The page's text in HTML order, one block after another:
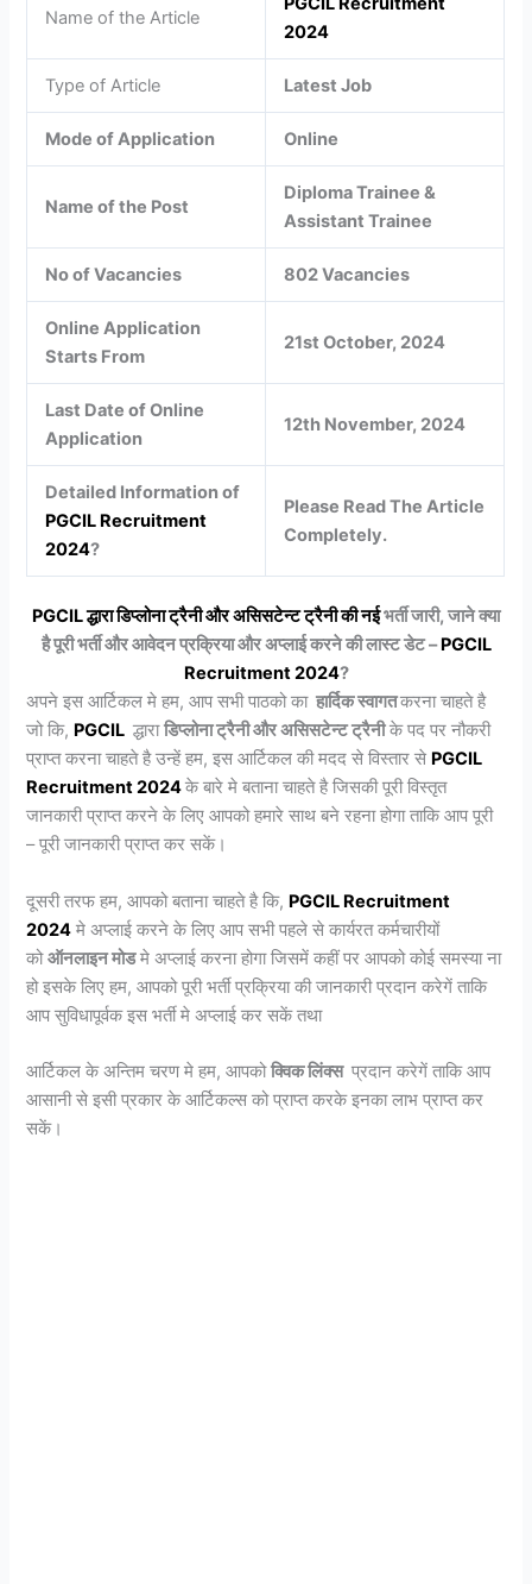
Name of the Article
2024
Type of Article Latest Job
Mode of Application Online
Name of the Post
Diploma Trainee &
Assistant Trainee
No of Vacancies 802 Vacancies
Online Application
Starts From
21st October, 2024
Last Date of Online
Application
12th November, 2024
Detailed Information of
PGCIL Recruitment
2024?
Please Read The Article
Completely.
PGCIL द्धारा डिप्लोना ट्रैनी और असिसटेन्ट ट्रैनी की नईभर्ती जारी, जाने क्या
है पूरी भर्ती और आवेदन प्रक्रिया और अप्लाई करने की लास्ट डेट –PGCIL
Recruitment 2024?
अपने इस आर्टिकल मे हम, आप सभी पाठको का हार्दिक स्वागतकरना चाहते है
जो कि, PGCIL द्धाराडिप्लोना ट्रैनी और असिसटेन्ट ट्रैनीके पद पर नौकरी
प्राप्त करना चाहते है उन्हें हम, इस आर्टिकल की मदद से विस्तार से PGCIL
Recruitment 2024के बारे मे बताना चाहते है जिसकी पूरी विस्तृत
जानकारी प्राप्त करने के लिए आपको हमारे साथ बने रहना होगा ताकि आप पूरी
– पूरी जानकारी प्राप्त कर सकें।
दूसरी तरफ हम, आपको बताना चाहते है कि, PGCIL Recruitment
2024 मे अप्लाई करने के लिए आप सभी पहले से कार्यरत कर्मचारीयों
कोऑनलाइन मोडमे अप्लाई करना होगा जिसमें कहीं पर आपको कोई समस्या ना
हो इसके लिए हम, आपको पूरी भर्ती प्रक्रिया की जानकारी प्रदान करेगें ताकि
आप सुविधापूर्वक इस भर्ती मे अप्लाई कर सकें तथा
आर्टिकल के अन्तिम चरण मे हम, आपकोक्विक लिंक्स प्रदान करेगें ताकि आप
आसानी से इसी प्रकार के आर्टिकल्स को प्राप्त करके इनका लाभ प्राप्त कर
सकें।